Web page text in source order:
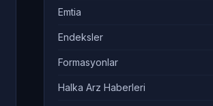
Emtia
Endeksler
Formasyonlar
Halka Arz Haberleri